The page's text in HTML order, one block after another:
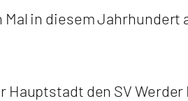
in diesem Jahrhundert
den SV